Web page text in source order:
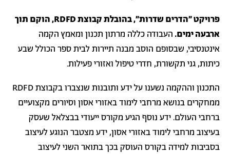
פרויקט "הדרים שדרות", בהובלת קבוצת RDFD, הוקם תוך
ארבעה ימים. העבודה כללה מרתון תכנון ומאמץ הקמה
אינטנסיבי, שבסופם הוסב מבנה תיירות לבית ספר הכולל שבע
כיתות, גני תקשורת, חדרי טיפול ואזורי פעילות.
התכנון וההקמה נשענו על ידע ותובנות שנצברו בקבוצת RDFD
ממחקרים בנושא מרחבי לימוד באזורי אסון וסיורים מקצועיים
ברחבי העולם. ידע נוסף הגיע מקורס ייעודי בבצלאל שעסק
בעיצוב מרחבי לימוד באזורי אסון, ידע מצטבר הנוגע לעיצוב
בסביבות למידה בקורס העוסק בכך בתואר השני לעיצוב